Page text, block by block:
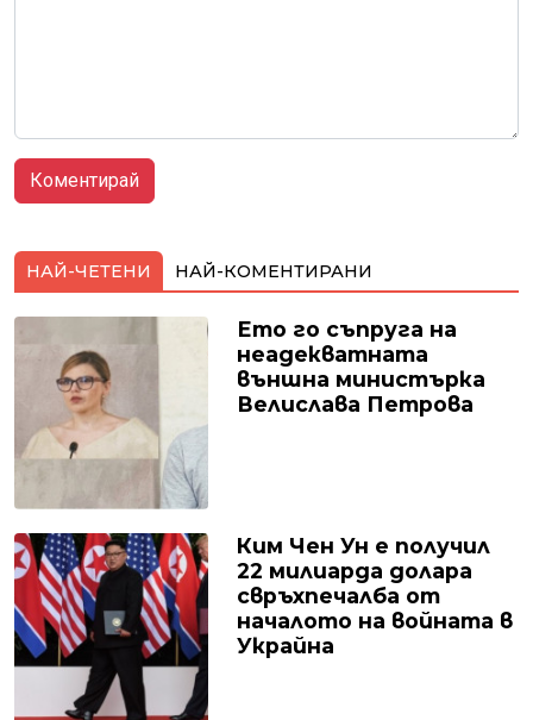
НАЙ-ЧЕТЕНИ НАЙ-КОМЕНТИРАНИ
Ето го съпруга на
неадекватната
външна министърка
Велислава Петрова
Ким Чен Ун е получил
22 милиарда долара
свръхпечалба от
началото на войната в
Украйна